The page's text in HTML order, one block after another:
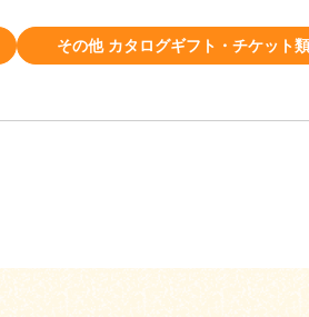
その他 カタログギフト・チケット類